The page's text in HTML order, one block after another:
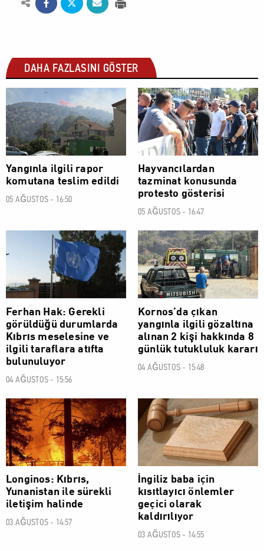
DAHA FAZLASINI GÖSTER
SOSYAL
Yangınla ilgili rapor
komutana teslim edildi
05 AĞUSTOS - 16:50
SOSYAL
Hayvancılardan
tazminat konusunda
protesto gösterisi
05 AĞUSTOS - 16:47
SOSYAL
Ferhan Hak: Gerekli
görüldüğü durumlarda
Kıbrıs meselesine ve
ilgili taraflara atıfta
bulunuluyor
04 AĞUSTOS - 15:56
SOSYAL
Kornos’da çıkan
yangınla ilgili gözaltına
alınan 2 kişi hakkında 8
günlük tutukluluk kararı
04 AĞUSTOS - 15:48
SOSYAL
Longinos: Kıbrıs,
Yunanistan ile sürekli
iletişim halinde
03 AĞUSTOS - 14:57
SOSYAL
İngiliz baba için
kısıtlayıcı önlemler
geçici olarak
kaldırılıyor
03 AĞUSTOS - 14:55